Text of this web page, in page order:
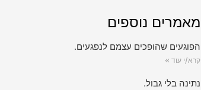
מאמרים נוספים
הפוגעים שהופכים עצמם לנפגעים.
קרא/י עוד »
נתינה בלי גבול.